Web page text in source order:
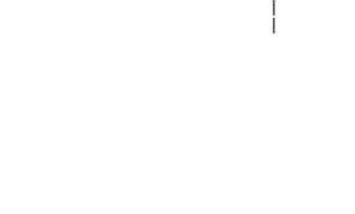
|
|